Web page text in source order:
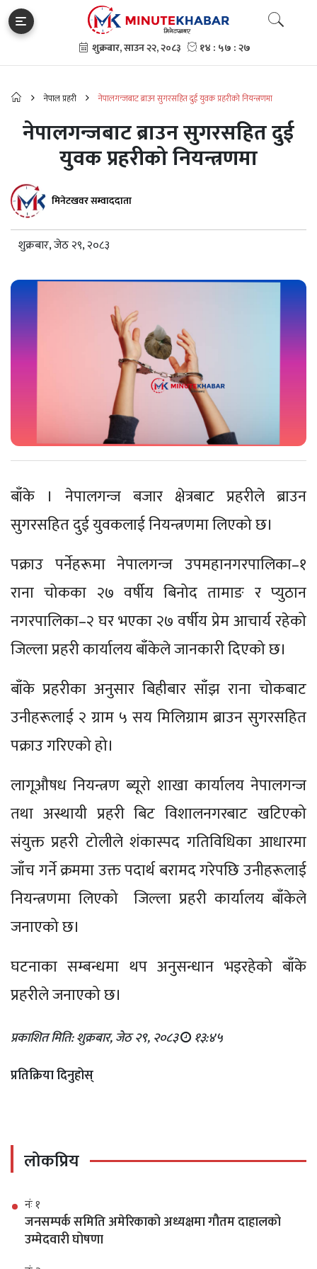
नेपाल प्रहरी नेपालगन्जबाट ब्राउन सुगरसहित दुई युवक प्रहरीको नियन्त्रणमा
नेपालगन्जबाट ब्राउन सुगरसहित दुई
युवक प्रहरीको नियन्त्रणमा
मिनेटखवर सम्वाददाता
शुक्रबार, जेठ २९, २०८३
बाँके । नेपालगन्ज बजार क्षेत्रबाट प्रहरीले ब्राउन
सुगरसहित दुई युवकलाई नियन्त्रणमा लिएको छ।
पक्राउ पर्नेहरूमा नेपालगन्ज उपमहानगरपालिका–१
राना चोकका २७ वर्षीय बिनोद तामाङ र प्युठान
नगरपालिका–२ घर भएका २७ वर्षीय प्रेम आचार्य रहेको
जिल्ला प्रहरी कार्यालय बाँकेले जानकारी दिएको छ।
बाँके प्रहरीका अनुसार बिहीबार साँझ राना चोकबाट
उनीहरूलाई २ ग्राम ५ सय मिलिग्राम ब्राउन सुगरसहित
पक्राउ गरिएको हो।
लागूऔषध नियन्त्रण ब्यूरो शाखा कार्यालय नेपालगन्ज
तथा अस्थायी प्रहरी बिट विशालनगरबाट खटिएको
संयुक्त प्रहरी टोलीले शंकास्पद गतिविधिका आधारमा
जाँच गर्ने क्रममा उक्त पदार्थ बरामद गरेपछि उनीहरूलाई
नियन्त्रणमा लिएको जिल्ला प्रहरी कार्यालय बाँकेले
जनाएको छ।
घटनाका सम्बन्धमा थप अनुसन्धान भइरहेको बाँके
प्रहरीले जनाएको छ।
प्रकाशित मिति: शुक्रबार, जेठ २९, २०८३ १३:४५
प्रतिक्रिया दिनुहोस्
लोकप्रिय
नंः १
जनसम्पर्क समिति अमेरिकाको अध्यक्षमा गौतम दाहालको
उम्मेदवारी घोषणा